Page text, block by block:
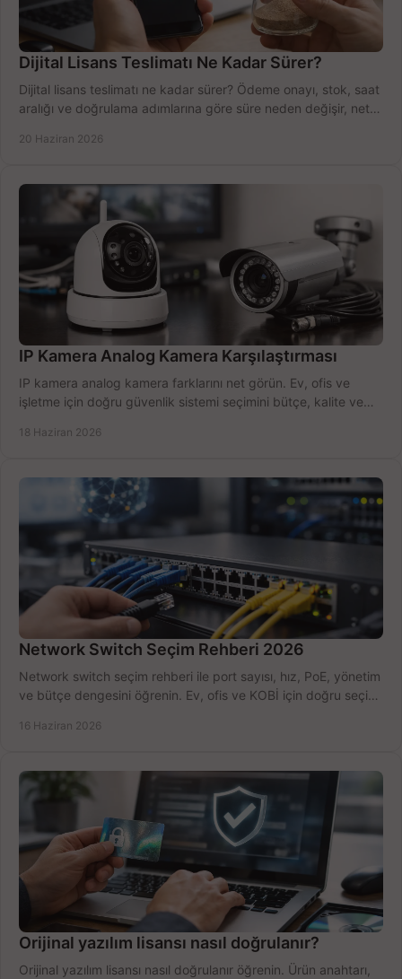
Dijital Lisans Teslimatı Ne Kadar Sürer?
Dijital lisans teslimatı ne kadar sürer? Ödeme onayı, stok, saat
aralığı ve doğrulama adımlarına göre süre neden değişir, net
20 Haziran 2026
IP Kamera Analog Kamera Karşılaştırması
IP kamera analog kamera farklarını net görün. Ev, ofis ve
işletme için doğru güvenlik sistemi seçimini bütçe, kalite ve
18 Haziran 2026
Network Switch Seçim Rehberi 2026
Network switch seçim rehberi ile port sayısı, hız, PoE, yönetim
ve bütçe dengesini öğrenin. Ev, ofis ve KOBİ için doğru seçimi
16 Haziran 2026
Orijinal yazılım lisansı nasıl doğrulanır?
Orijinal yazılım lisansı nasıl doğrulanır öğrenin. Ürün anahtarı,